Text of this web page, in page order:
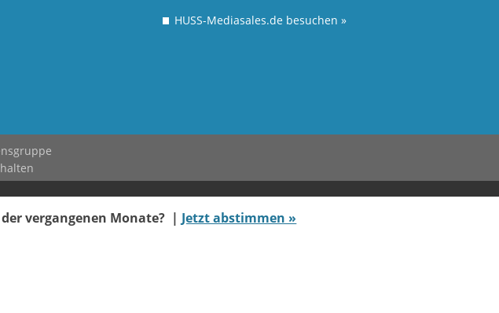
HUSS-Mediasales.de besuchen»
vergangenen Monate? | Jetzt abstimmen »